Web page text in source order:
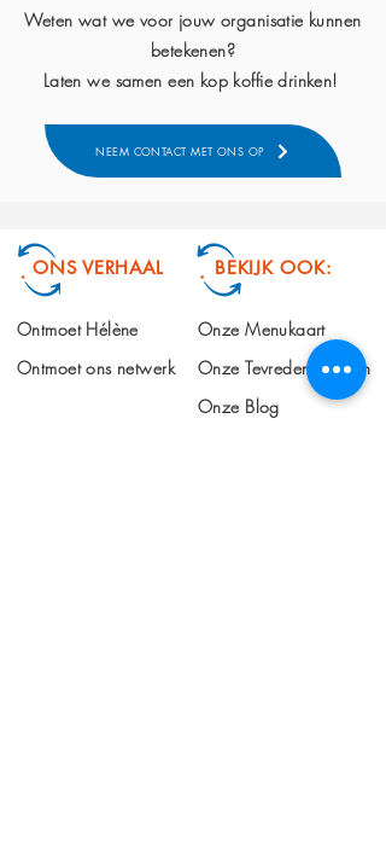
Weten wat we voor jouw organisatie kunnen
betekenen?
Laten we samen een kop koffie drinken!
NEEM CONTACT MET ONS OP
ONS VERHAAL BEKIJK OOK:
Ontmoet Hélène
Ontmoet ons netwerk
Onze Menukaart
Onze Tevreden Klanten
Onze Blog